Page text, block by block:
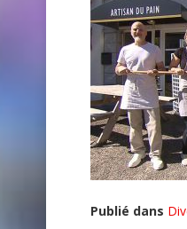
Publié dans